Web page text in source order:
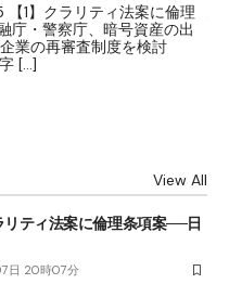
1】クラリティ法案に倫理
庁・警察庁、暗号資産の出
業の再審査制度を検討
[…]
View All
リティ法案に倫理条項案──日
日 20時07分